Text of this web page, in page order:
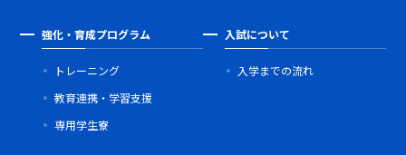
強化・育成プログラム
トレーニング
教育連携・学習支援
専用学生寮
入試について
入学までの流れ